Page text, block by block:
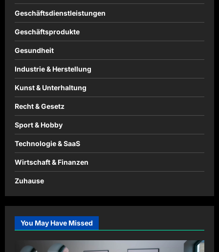
Geschäftsdienstleistungen
Geschäftsprodukte
Gesundheit
Industrie & Herstellung
Kunst & Unterhaltung
Recht & Gesetz
Sport & Hobby
Technologie & SaaS
Wirtschaft & Finanzen
Zuhause
You May Have Missed